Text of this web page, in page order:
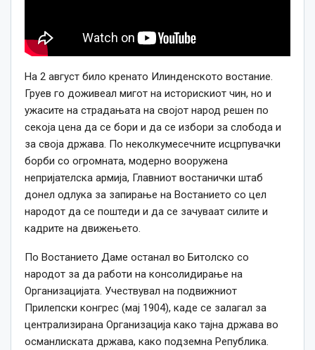
На 2 август било кренато Илинденското востание.
Груев го доживеал мигот на историскиот чин, но и
ужасите на страдањата на својот народ решен по
секоја цена да се бори и да се избори за слобода и
за своја држава. По неколкумесечните исцрпувачки
борби со огромната, модерно вооружена
непријателска армија, Главниот востанички штаб
донел одлука за запирање на Востанието со цел
народот да се поштеди и да се зачуваат силите и
кадрите на движењето.
По Востанието Даме останал во Битолско со
народот за да работи на консолидирање на
Организацијата. Учествувал на подвижниот
Прилепски конгрес (мај 1904), каде се залагал за
централизирана Организација како тајна држава во
османлиската држава, како подземна Република.